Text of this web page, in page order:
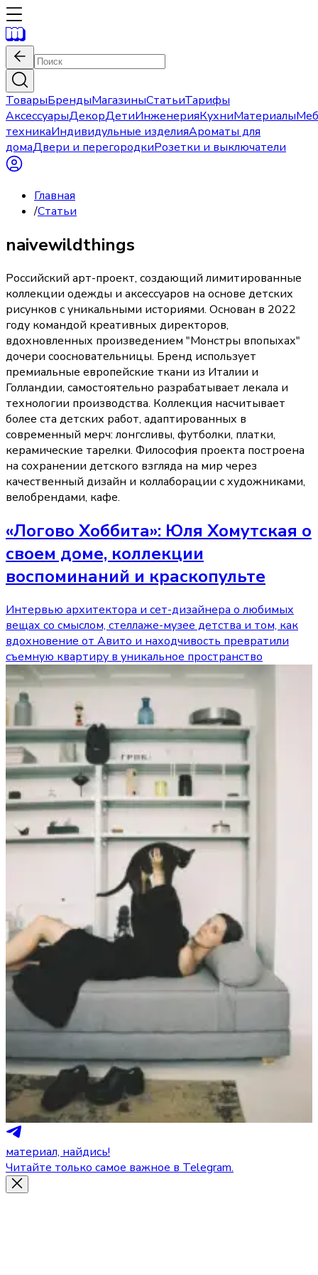
ТоварыБрендыМагазиныСтатьиТарифы
АксессуарыДекорДетиИнженерияКухниМатериалы
техникаИндивидульные изделияАроматы для
домаДвери и перегородкиРозетки и выключатели
Главная
/Статьи
naivewildthings
Российский арт-проект, создающий лимитированные
коллекции одежды и аксессуаров на основе детских
рисунков с уникальными историями. Основан в 2022
году командой креативных директоров,
вдохновленных произведением "Монстры впопыхах"
дочери соосновательницы. Бренд использует
премиальные европейские ткани из Италии и
Голландии, самостоятельно разрабатывает лекала и
технологии производства. Коллекция насчитывает
более ста детских работ, адаптированных в
современный мерч: лонгсливы, футболки, платки,
керамические тарелки. Философия проекта построена
на сохранении детского взгляда на мир через
качественный дизайн и коллаборации с художниками,
велобрендами, кафе.
«Логово Хоббита»: Юля Хомутская о
своем доме, коллекции
воспоминаний и краскопульте
Интервью архитектора и сет-дизайнера о любимых
вещах со смыслом, стеллаже-музее детства и том, как
вдохновение от Авито и находчивость превратили
съемную квартиру в уникальное пространство
материал, найдись!
Читайте только самое важное в Telegram.